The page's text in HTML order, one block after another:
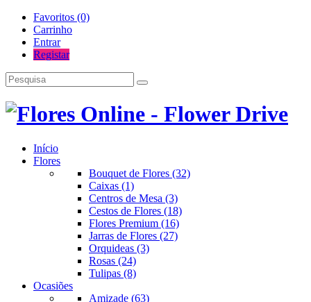
Favoritos (0)
Carrinho
Entrar
Registar
Início
Flores
Bouquet de Flores (32)
Caixas (1)
Centros de Mesa (3)
Cestos de Flores (18)
Flores Premium (16)
Jarras de Flores (27)
Orquideas (3)
Rosas (24)
Tulipas (8)
Ocasiões
Amizade (63)